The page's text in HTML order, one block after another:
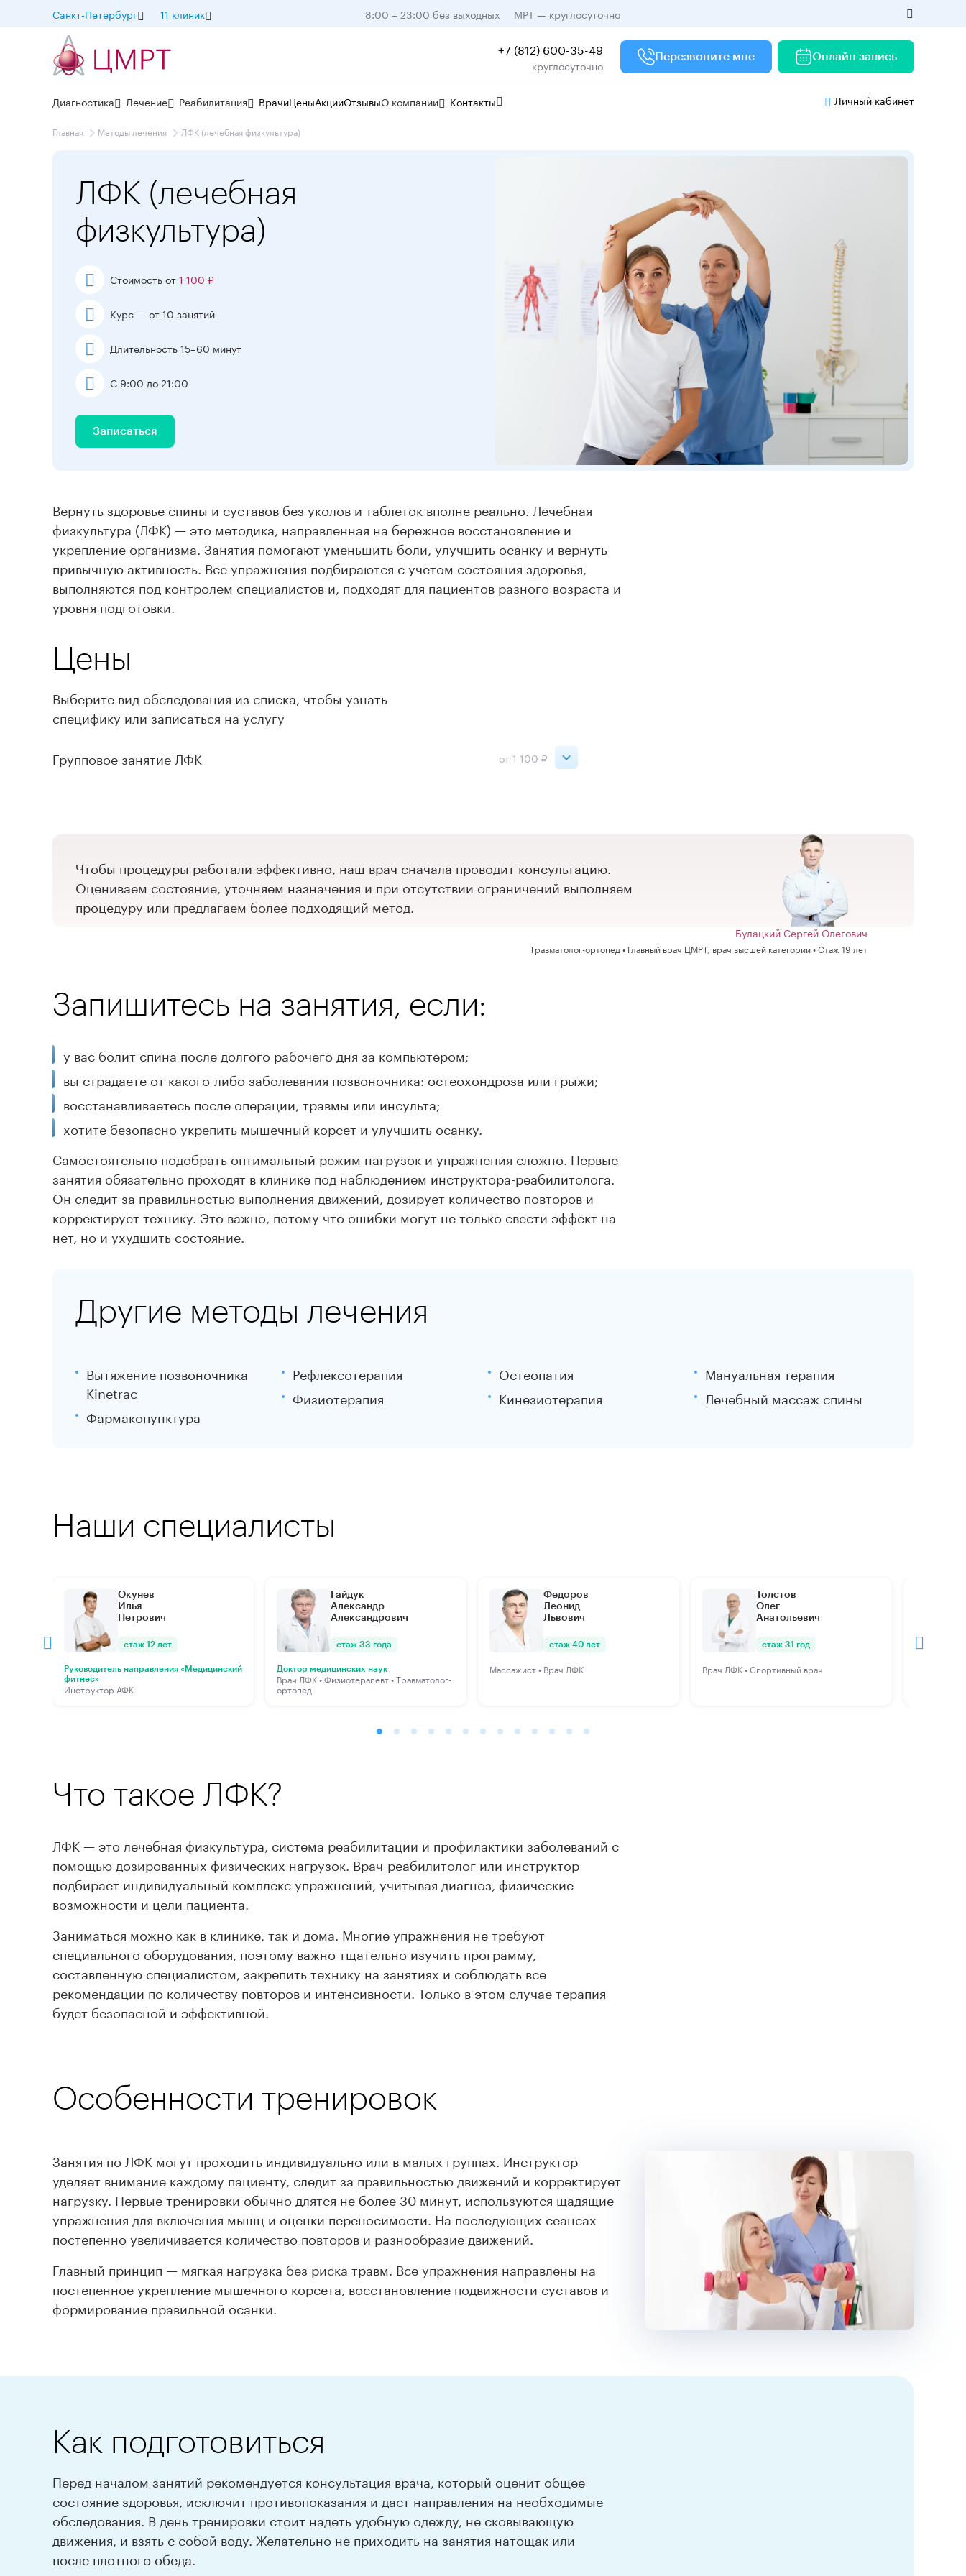
Санкт-Петербург 11 клиник 8:00 – 23:00 без выходных МРТ — круглосуточно
+7 (812) 600-35-49
круглосуточно
Перезвоните мне Онлайн запись
Диагностика Лечение Реабилитация ВрачиЦеныАкцииОтзывыО компании Контакты Личный кабинет
Главная Методы лечения ЛФК (лечебная физкультура)
ЛФК (лечебная
физкультура)
Стоимость от1 100 ₽
Курс — от 10 занятий
Длительность 15–60 минут
С 9:00 до 21:00
Записаться
Вернуть здоровье спины и суставов без уколов и таблеток вполне реально. Лечебная
физкультура (ЛФК) — это методика, направленная на бережное восстановление и
укрепление организма. Занятия помогают уменьшить боли, улучшить осанку и вернуть
привычную активность. Все упражнения подбираются с учетом состояния здоровья,
выполняются под контролем специалистов и, подходят для пациентов разного возраста и
уровня подготовки.
Цены
Выберите вид обследования из списка, чтобы узнать
специфику или записаться на услугу
Групповое занятие ЛФК от 1 100 ₽
Записатьсяна услугу
Чтобы процедуры работали эффективно, наш врач сначала проводит консультацию.
Оцениваем состояние, уточняем назначения и при отсутствии ограничений выполняем
процедуру или предлагаем более подходящий метод.
Булацкий Сергей Олегович
Травматолог-ортопед • Главный врач ЦМРТ, врач высшей категории • Стаж 19 лет
Запишитесь на занятия, если:
у вас болит спина после долгого рабочего дня за компьютером;
вы страдаете от какого-либо заболевания позвоночника: остеохондроза или грыжи;
восстанавливаетесь после операции, травмы или инсульта;
хотите безопасно укрепить мышечный корсет и улучшить осанку.
Самостоятельно подобрать оптимальный режим нагрузок и упражнения сложно. Первые
занятия обязательно проходят в клинике под наблюдением инструктора-реабилитолога.
Он следит за правильностью выполнения движений, дозирует количество повторов и
корректирует технику. Это важно, потому что ошибки могут не только свести эффект на
нет, но и ухудшить состояние.
Другие методы лечения
Вытяжение позвоночника
Kinetrac
Фармакопунктура
Рефлексотерапия
Физиотерапия
Остеопатия
Кинезиотерапия
Мануальная терапия
Лечебный массаж спины
Наши специалисты
Окунев
Илья
Петрович
стаж 12 лет
Руководитель направления «Медицинский
фитнес»
Инструктор АФК
Гайдук
Александр
Александрович
стаж 33 года
Доктор медицинских наук
Врач ЛФК • Физиотерапевт • Травматолог-
ортопед
Федоров
Леонид
Львович
стаж 40 лет
Массажист • Врач ЛФК
Толстов
Олег
Анатольевич
стаж 31 год
Врач ЛФК • Спортивный врач
Что такое ЛФК?
ЛФК — это лечебная физкультура, система реабилитации и профилактики заболеваний с
помощью дозированных физических нагрузок. Врач-реабилитолог или инструктор
подбирает индивидуальный комплекс упражнений, учитывая диагноз, физические
возможности и цели пациента.
Заниматься можно как в клинике, так и дома. Многие упражнения не требуют
специального оборудования, поэтому важно тщательно изучить программу,
составленную специалистом, закрепить технику на занятиях и соблюдать все
рекомендации по количеству повторов и интенсивности. Только в этом случае терапия
будет безопасной и эффективной.
Особенности тренировок
Занятия по ЛФК могут проходить индивидуально или в малых группах. Инструктор
уделяет внимание каждому пациенту, следит за правильностью движений и корректирует
нагрузку. Первые тренировки обычно длятся не более 30 минут, используются щадящие
упражнения для включения мышц и оценки переносимости. На последующих сеансах
постепенно увеличивается количество повторов и разнообразие движений.
Главный принцип — мягкая нагрузка без риска травм. Все упражнения направлены на
постепенное укрепление мышечного корсета, восстановление подвижности суставов и
формирование правильной осанки.
Как подготовиться
Перед началом занятий рекомендуется консультация врача, который оценит общее
состояние здоровья, исключит противопоказания и даст направления на необходимые
обследования. В день тренировки стоит надеть удобную одежду, не сковывающую
движения, и взять с собой воду. Желательно не приходить на занятия натощак или
после плотного обеда.